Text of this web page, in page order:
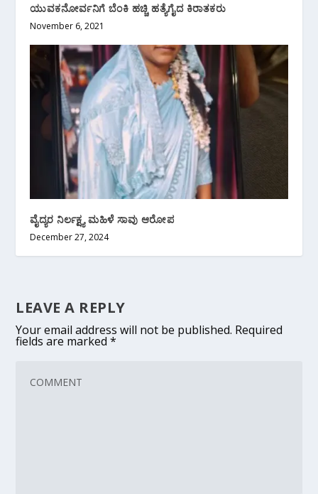
ಯುವಕನೋರ್ವನಿಗೆ ಬೆಂಕಿ ಹಚ್ಚಿ ಹತ್ಯೆಗೈದ ಕಿರಾತಕರು
November 6, 2021
ವೈದ್ಯರ ನಿರ್ಲಕ್ಷ್ಯ ಮಹಿಳೆ ಸಾವು ಆರೋಪ
December 27, 2024
LEAVE A REPLY
Your email address will not be published. Required
fields are marked*